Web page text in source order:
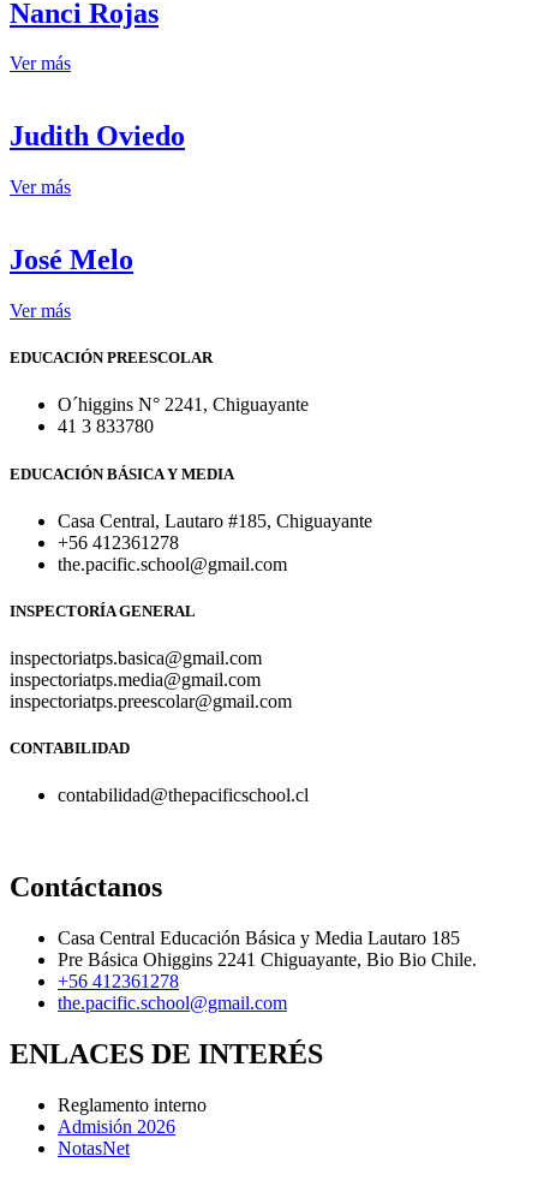
Nanci Rojas
Ver más
Judith Oviedo
Ver más
José Melo
Ver más
EDUCACIÓN PREESCOLAR
O´higgins N° 2241, Chiguayante
41 3 833780
EDUCACIÓN BÁSICA Y MEDIA
Casa Central, Lautaro #185, Chiguayante
+56 412361278
the.pacific.school@gmail.com
INSPECTORÍA GENERAL
inspectoriatps.basica@gmail.com
inspectoriatps.media@gmail.com
inspectoriatps.preescolar@gmail.com
CONTABILIDAD
contabilidad@thepacificschool.cl
Contáctanos
Casa Central Educación Básica y Media Lautaro 185
Pre Básica Ohiggins 2241 Chiguayante, Bio Bio Chile.
+56 412361278
the.pacific.school@gmail.com
ENLACES DE INTERÉS
Reglamento interno
Admisión 2026
NotasNet